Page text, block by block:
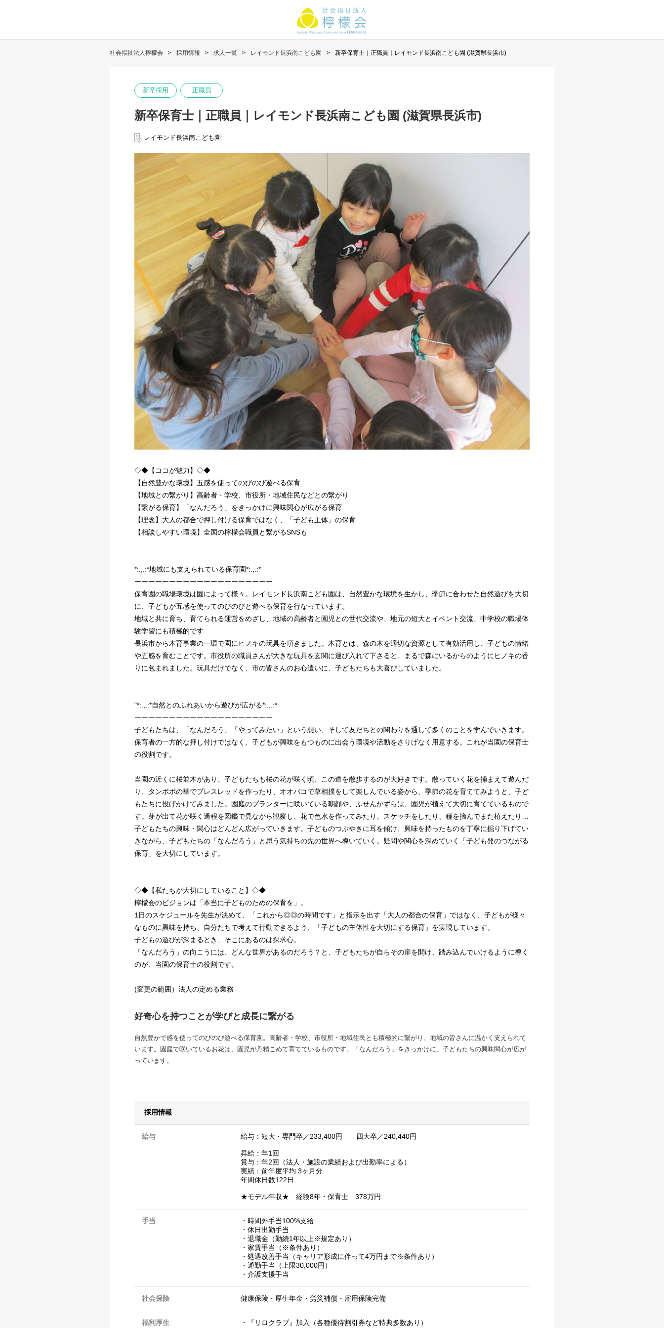
社会福祉法人檸檬会 採用情報 求人一覧 レイモンド長浜南こども園 新卒保育士｜正職員｜レイモンド長浜南こども園 (滋賀県長浜市)
新卒採用 正職員
新卒保育士｜正職員｜レイモンド長浜南こども園 (滋賀県長浜市)
レイモンド長浜南こども園
◇◆【ココが魅力】◇◆
【自然豊かな環境】五感を使ってのびのび遊べる保育
【地域との繋がり】高齢者・学校、市役所・地域住民などとの繋がり
【繋がる保育】「なんだろう」をきっかけに興味関心が広がる保育
【理念】大人の都合で押し付ける保育ではなく、「子ども主体」の保育
【相談しやすい環境】全国の檸檬会職員と繋がるSNSも
*:.,.:*地域にも支えられている保育園*:.,.:*
ーーーーーーーーーーーーーーーーーーーー
保育園の職場環境は園によって様々。レイモンド長浜南こども園は、自然豊かな環境を生かし、季節に合わせた自然遊びを大切
に、子どもが五感を使ってのびのびと遊べる保育を行なっています。
地域と共に育ち、育てられる運営をめざし、地域の高齢者と園児との世代交流や、地元の短大とイベント交流、中学校の職場体
験学習にも積極的です
長浜市から木育事業の一環で園にヒノキの玩具を頂きました。木育とは、森の木を適切な資源として有効活用し、子どもの情緒
や五感を育むことです。市役所の職員さんが大きな玩具を玄関に運び入れて下さると、まるで森にいるからのようにヒノキの香
りに包まれました。玩具だけでなく、市の皆さんのお心遣いに、子どもたちも大喜びしていました。
"*:.,.:*自然とのふれあいから遊びが広がる*:.,.:*
ーーーーーーーーーーーーーーーーーーーー
子どもたちは、「なんだろう」「やってみたい」という想い、そして友だちとの関わりを通して多くのことを学んでいきます。
保育者の一方的な押し付けではなく、子どもが興味をもつものに出会う環境や活動をさりげなく用意する。これが当園の保育士
の役割です。
当園の近くに桜並木があり、子どもたちも桜の花が咲く頃、この道を散歩するのが大好きです。散っていく花を捕まえて遊んだ
り、タンポポの華でブレスレッドを作ったり、オオバコで草相撲をして楽しんでいる姿から、季節の花を育ててみようと、子ど
もたちに投げかけてみました。園庭のプランターに咲いている朝顔や、ふせんかずらは、園児が植えて大切に育てているもので
す。芽が出て花が咲く過程を図鑑で見ながら観察し、花で色水を作ってみたり、スケッチをしたり、種を摘んでまた植えたり…
子どもたちの興味・関心はどんどん広がっていきます。子どものつぶやきに耳を傾け、興味を持ったものを丁寧に掘り下げてい
きながら、子どもたちの「なんだろう」と思う気持ちの先の世界へ導いていく。疑問や関心を深めていく「子ども発のつながる
保育」を大切にしています。
◇◆【私たちが大切にしていること】◇◆
檸檬会のビジョンは「本当に子どものための保育を」。
1日のスケジュールを先生が決めて、「これから◎◎の時間です」と指示を出す「大人の都合の保育」ではなく、子どもが様々
なものに興味を持ち、自分たちで考えて行動できるよう、「子どもの主体性を大切にする保育」を実現しています。
子どもの遊びが深まるとき、そこにあるのは探求心。
「なんだろう」の向こうには、どんな世界があるのだろう？と、子どもたちが自らその扉を開け、踏み込んでいけるように導く
のが、当園の保育士の役割です。
(変更の範囲）法人の定める業務
好奇心を持つことが学びと成長に繋がる
自然豊かで感を使ってのびのび遊べる保育園。高齢者・学校、市役所・地域住民とも積極的に繋がり、地域の皆さんに温かく支えられて
います。園庭で咲いているお花は、園児が丹精こめて育てているものです。「なんだろう」をきっかけに、子どもたちの興味関心が広が
っています。
採用情報
給与 給与：短大・専門卒／233,400円 四大卒／240,440円
昇給：年1回
賞与：年2回（法人・施設の業績および出勤率による）
実績：前年度平均 3ヶ月分
年間休日数122日
★モデル年収★ 経験8年・保育士 378万円
手当
・時間外手当100%支給
・休日出勤手当
・退職金（勤続1年以上※規定あり）
・家賃手当（※条件あり）
・処遇改善手当（キャリア形成に伴って4万円まで※条件あり）
・通勤手当（上限30,000円）
・介護支援手当
社会保険 健康保険・厚生年金・労災補償・雇用保険完備
福利厚生
・『リロクラブ』加入（各種優待割引券など特典多数あり）